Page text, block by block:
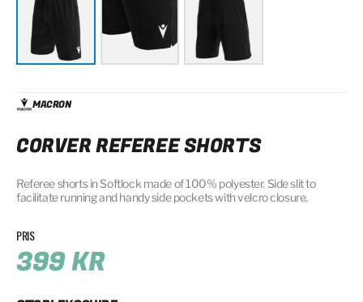
MACRON
CORVER REFEREE SHORTS
Referee shorts in Softlock made of 100% polyester. Side slit to
facilitate running and handy side pockets with velcro closure.
399KR